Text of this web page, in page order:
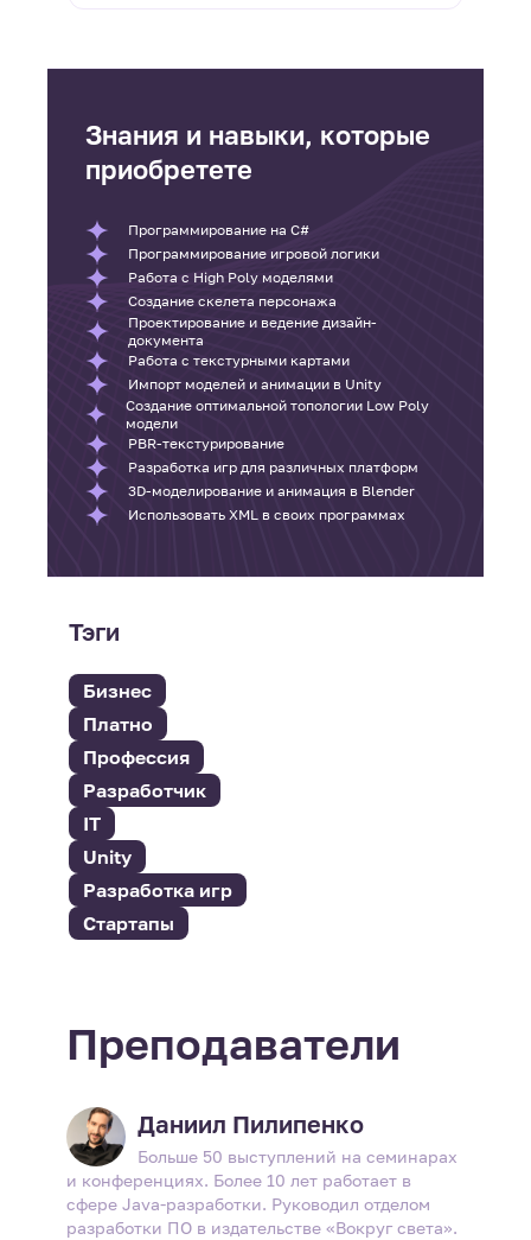
Знания и навыки, которые
приобретете
Программирование на C#
Программирование игровой логики
Работа с High Poly моделями
Создание скелета персонажа
Проектирование и ведение дизайн-
документа
Работа с текстурными картами
Импорт моделей и анимации в Unity
Создание оптимальной топологии Low Poly
модели
PBR-текстурирование
Разработка игр для различных платформ
3D-моделирование и анимация в Blender
Использовать XML в своих программах
Тэги
Бизнес
Платно
Профессия
Разработчик
IT
Unity
Разработка игр
Стартапы
Преподаватели
Даниил Пилипенко
Больше 50 выступлений на семинарах
и конференциях. Более 10 лет работает в
сфере Java-разработки. Руководил отделом
разработки ПО в издательстве «Вокруг света».